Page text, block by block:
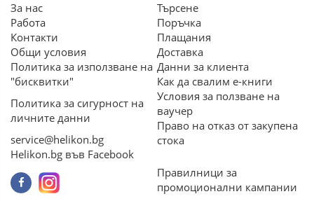
За нас
Работа
Контакти
Общи условия
Политика за използване на
"бисквитки"
Политика за сигурност на
личните данни
service@helikon.bg
Helikon.bg във Facebook
Търсене
Поръчка
Плащания
Доставка
Данни за клиента
Как да свалим е-книги
Условия за ползване на
ваучер
Право на отказ от закупена
стока
Правилници за
промоционални кампании